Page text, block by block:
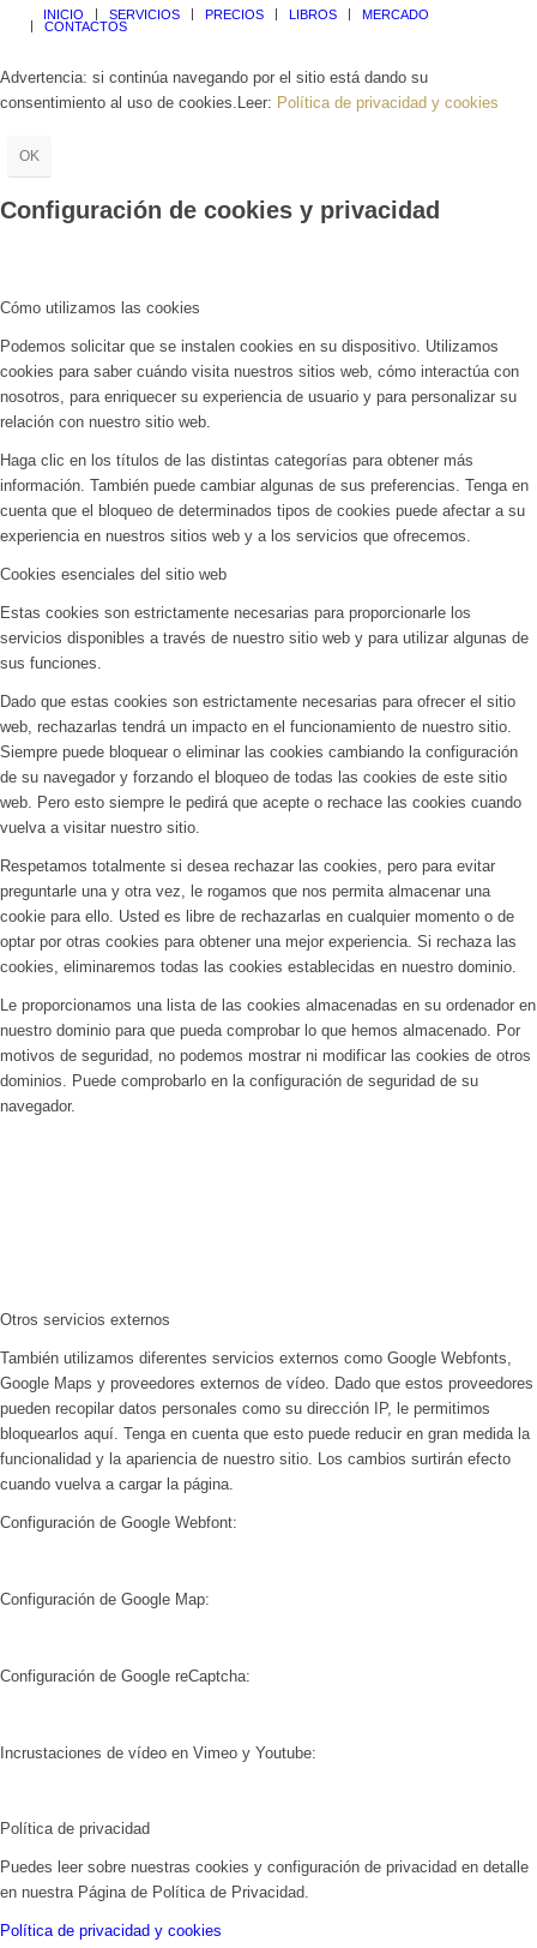
INICIO SERVICIOS PRECIOS LIBROS
MERCADO
CONTACTOS
Advertencia: si continúa navegando por el sitio está dando su
consentimiento al uso de cookies.Leer: Política de privacidad y cookies
OK
Configuración de cookies y privacidad
Cómo utilizamos las cookies
Podemos solicitar que se instalen cookies en su dispositivo. Utilizamos
cookies para saber cuándo visita nuestros sitios web, cómo interactúa con
nosotros, para enriquecer su experiencia de usuario y para personalizar su
relación con nuestro sitio web.
Haga clic en los títulos de las distintas categorías para obtener más
información. También puede cambiar algunas de sus preferencias. Tenga en
cuenta que el bloqueo de determinados tipos de cookies puede afectar a su
experiencia en nuestros sitios web y a los servicios que ofrecemos.
Cookies esenciales del sitio web
Estas cookies son estrictamente necesarias para proporcionarle los
servicios disponibles a través de nuestro sitio web y para utilizar algunas de
sus funciones.
Dado que estas cookies son estrictamente necesarias para ofrecer el sitio
web, rechazarlas tendrá un impacto en el funcionamiento de nuestro sitio.
Siempre puede bloquear o eliminar las cookies cambiando la configuración
de su navegador y forzando el bloqueo de todas las cookies de este sitio
web. Pero esto siempre le pedirá que acepte o rechace las cookies cuando
vuelva a visitar nuestro sitio.
Respetamos totalmente si desea rechazar las cookies, pero para evitar
preguntarle una y otra vez, le rogamos que nos permita almacenar una
cookie para ello. Usted es libre de rechazarlas en cualquier momento o de
optar por otras cookies para obtener una mejor experiencia. Si rechaza las
cookies, eliminaremos todas las cookies establecidas en nuestro dominio.
Le proporcionamos una lista de las cookies almacenadas en su ordenador en
nuestro dominio para que pueda comprobar lo que hemos almacenado. Por
motivos de seguridad, no podemos mostrar ni modificar las cookies de otros
dominios. Puede comprobarlo en la configuración de seguridad de su
navegador.
Otros servicios externos
También utilizamos diferentes servicios externos como Google Webfonts,
Google Maps y proveedores externos de vídeo. Dado que estos proveedores
pueden recopilar datos personales como su dirección IP, le permitimos
bloquearlos aquí. Tenga en cuenta que esto puede reducir en gran medida la
funcionalidad y la apariencia de nuestro sitio. Los cambios surtirán efecto
cuando vuelva a cargar la página.
Configuración de Google Webfont:
Configuración de Google Map:
Configuración de Google reCaptcha:
Incrustaciones de vídeo en Vimeo y Youtube:
Política de privacidad
Puedes leer sobre nuestras cookies y configuración de privacidad en detalle
en nuestra Página de Política de Privacidad.
Política de privacidad y cookies